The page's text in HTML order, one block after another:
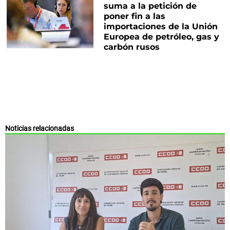
suma a la petición de
poner fin a las
importaciones de la Unión
Europea de petróleo, gas y
carbón rusos
Noticias relacionadas